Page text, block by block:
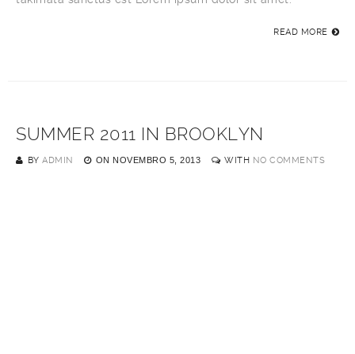
READ MORE
SUMMER 2011 IN BROOKLYN
BY ADMIN ON NOVEMBRO 5, 2013 WITH NO COMMENTS